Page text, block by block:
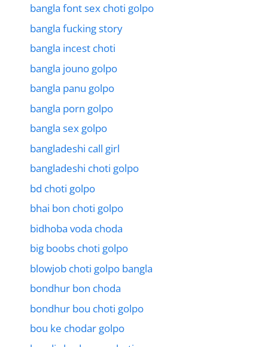
bangla font sex choti golpo
bangla fucking story
bangla incest choti
bangla jouno golpo
bangla panu golpo
bangla porn golpo
bangla sex golpo
bangladeshi call girl
bangladeshi choti golpo
bd choti golpo
bhai bon choti golpo
bidhoba voda choda
big boobs choti golpo
blowjob choti golpo bangla
bondhur bon choda
bondhur bou choti golpo
bou ke chodar golpo